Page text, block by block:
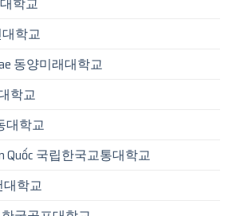
대학교
동양미래대학교
학교
대학교
Quốc 국립한국교통대학교
대학교